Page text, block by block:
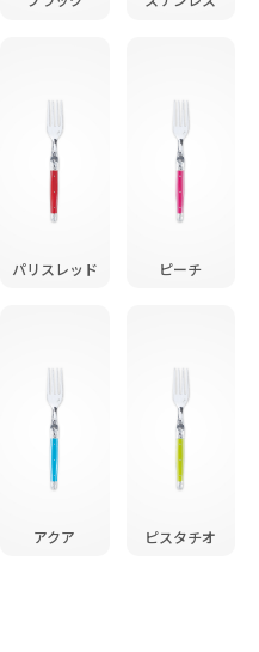
パリスレッド ピーチ
アクア ピスタチオ